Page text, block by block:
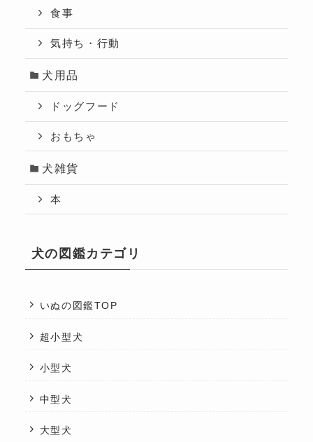
食事
気持ち・行動
犬用品
ドッグフード
おもちゃ
犬雑貨
本
犬の図鑑カテゴリ
いぬの図鑑TOP
超小型犬
小型犬
中型犬
大型犬